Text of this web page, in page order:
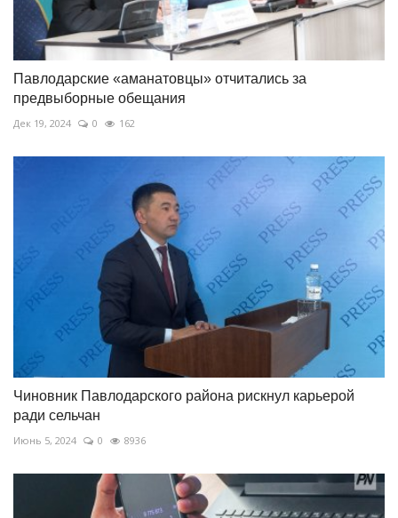
Павлодарские «аманатовцы» отчитались за
предвыборные обещания
Дек 19, 2024 0 162
Чиновник Павлодарского района рискнул карьерой
ради сельчан
Июнь 5, 2024 0 8936